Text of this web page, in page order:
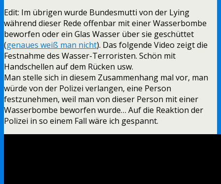
Edit: Im übrigen wurde Bundesmutti von der Lying
während dieser Rede offenbar mit einer Wasserbombe
beworfen oder ein Glas Wasser über sie geschüttet
(genaues weiß man nicht). Das folgende Video zeigt die
Festnahme des Wasser-Terroristen. Schön mit
Handschellen auf dem Rücken usw.
Man stelle sich in diesem Zusammenhang mal vor, man
würde von der Polizei verlangen, eine Person
festzunehmen, weil man von dieser Person mit einer
Wasserbombe beworfen wurde… Auf die Reaktion der
Polizei in so einem Fall wäre ich gespannt.